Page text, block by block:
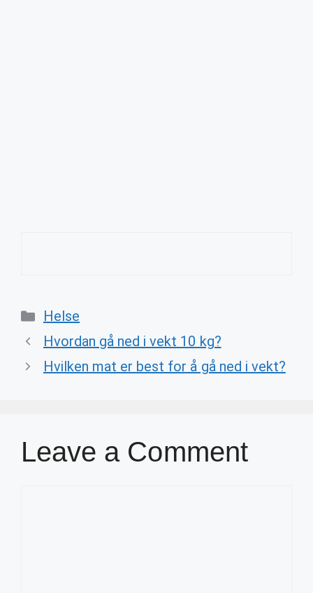
Categories
Helse
Hvordan gå ned i vekt 10 kg?
Hvilken mat er best for å gå ned i vekt?
Leave a Comment